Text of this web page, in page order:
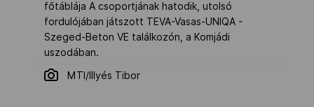
főtáblája A csoportjának hatodik, utolsó
fordulójában játszott TEVA-Vasas-UNIQA -
Szeged-Beton VE találkozón, a Komjádi
uszodában.
MTI/Illyés Tibor